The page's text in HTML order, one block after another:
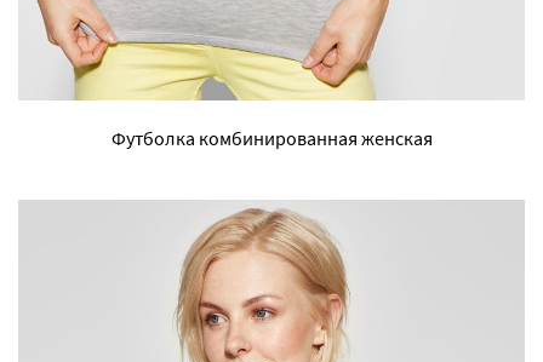
Футболка комбинированная женская